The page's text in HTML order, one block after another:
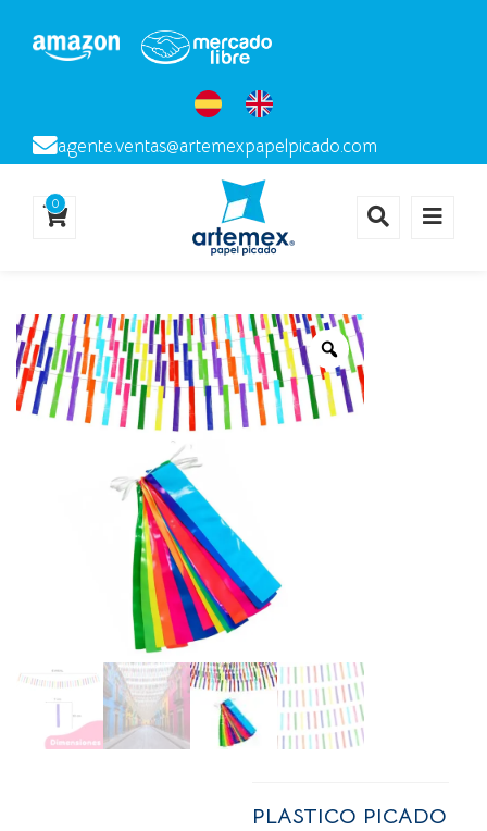
agente.ventas@artemexpapelpicado.com
0
PLASTICO PICADO